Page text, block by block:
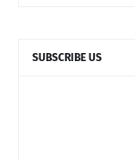
SUBSCRIBE US